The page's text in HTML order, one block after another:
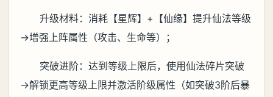
升级材料：消耗【星辉】+【仙缘】提升仙法等级
→增强上阵属性（攻击、生命等）；
突破进阶：达到等级上限后，使用仙法碎片突破
→解锁更高等级上限并激活阶级属性（如突破3阶后暴